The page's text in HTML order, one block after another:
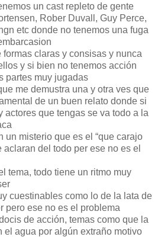
un cast repleto de gente
Rober Duvall, Guy Perce,
etc donde no tenemos una fuga
claras y consisas y nunca
y si bien no tenemos acción
partes muy jugadas
me demustra una y otra ves que
de un buen relato donde si
actores que tengas se va todo a la
un misterio que es el “que carajo
aclaran del todo per ese no es el
tema, todo tiene un ritmo muy
cuestinables como lo de la lata de
pero ese no es el problema
de acción, temas como que la
el agua por algún extraño motivo